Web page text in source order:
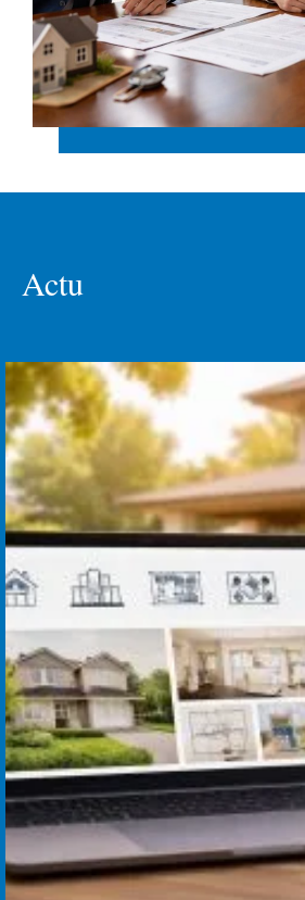
Actu